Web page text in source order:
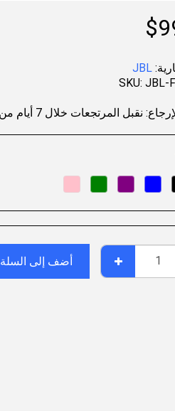
$
JBL
SKU: JBL-
نقبل المرتجعات خلال 7 أيام من تاريخ التسليم للمنتجات غير المستخدمة، والموجودة في عبوتها الأصلية، مع جميع الملحقات. قد لا تكون بعض المنتجات قابلة للإرجاع؛ يُرجى مراجعة صفحة المنتج للاطلاع على التفاصيل. لبدء عملية الإرجاع، يُرجى التواصل مع خدمة دعم العملاء.
أضف إلى السلة